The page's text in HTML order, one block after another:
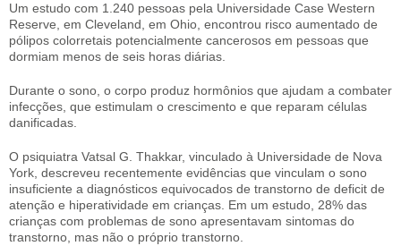
Um estudo com 1.240 pessoas pela Universidade Case Western
Reserve, em Cleveland, em Ohio, encontrou risco aumentado de
pólipos colorretais potencialmente cancerosos em pessoas que
dormiam menos de seis horas diárias.
Durante o sono, o corpo produz hormônios que ajudam a combater
infecções, que estimulam o crescimento e que reparam células
danificadas.
O psiquiatra Vatsal G. Thakkar, vinculado à Universidade de Nova
York, descreveu recentemente evidências que vinculam o sono
insuficiente a diagnósticos equivocados de transtorno de deficit de
atenção e hiperatividade em crianças. Em um estudo, 28% das
crianças com problemas de sono apresentavam sintomas do
transtorno, mas não o próprio transtorno.